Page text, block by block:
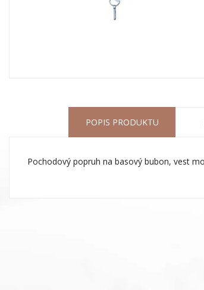
POPIS PRODUKTU
Pochodový popruh na basový bubon, vest